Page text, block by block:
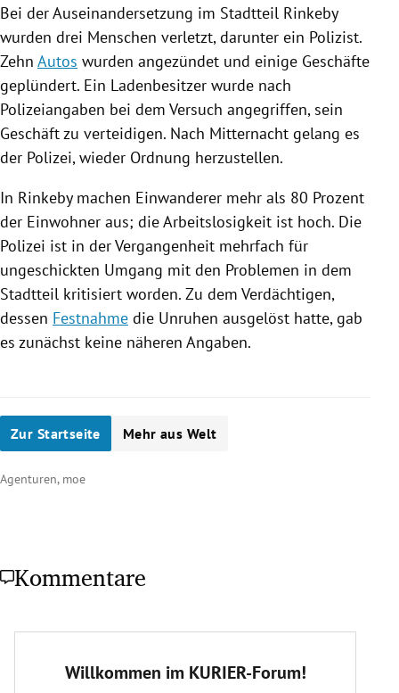
Untermenü
Bei der Auseinandersetzung im Stadtteil Rinkeby
wurden drei Menschen verletzt, darunter ein Polizist.
Zehn Autos wurden angezündet und einige Geschäfte
geplündert. Ein Ladenbesitzer wurde nach
Polizeiangaben bei dem Versuch angegriffen, sein
Geschäft zu verteidigen. Nach Mitternacht gelang es
der Polizei, wieder Ordnung herzustellen.
In Rinkebymachen Einwanderer mehr als 80 Prozent
der Einwohner aus; die Arbeitslosigkeit ist hoch. Die
Polizei ist in der Vergangenheit mehrfach für
ungeschickten Umgang mit den Problemen in dem
Stadtteil kritisiert worden. Zu dem Verdächtigen,
dessen Festnahme die Unruhen ausgelöst hatte, gab
es zunächst keine näheren Angaben.
Zur Startseite Mehr aus Welt
Agenturen, moe
Kommentare